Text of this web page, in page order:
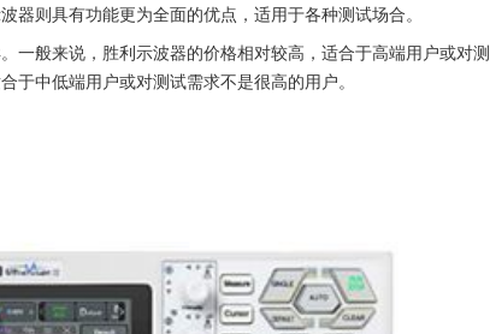
则具有功能更为全面的优点，适用于各种测试场合。
一般来说，胜利示波器的价格相对较高，适合于高端用户或对测
中低端用户或对测试需求不是很高的用户。